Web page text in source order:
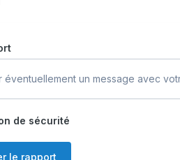
éventuellement un message avec
de sécurité
le rapport